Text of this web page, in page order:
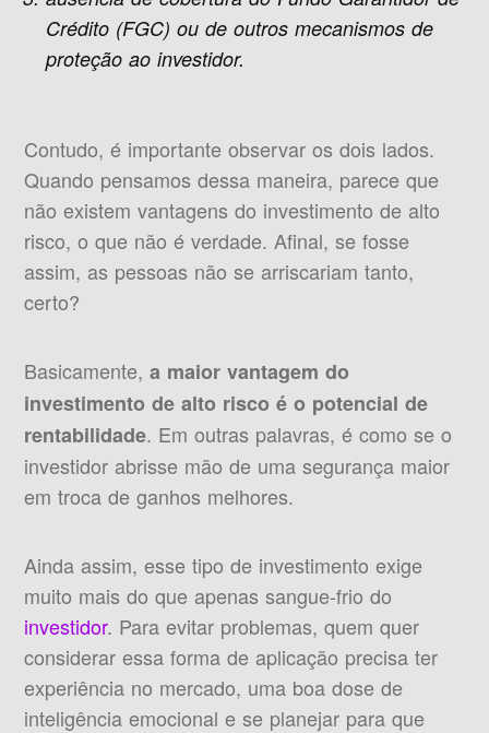
Crédito (FGC) ou de outros mecanismos de
proteção ao investidor.
Contudo, é importante observar os dois lados.
Quando pensamos dessa maneira, parece que
não existem vantagens do investimento de alto
risco, o que não é verdade. Afinal, se fosse
assim, as pessoas não se arriscariam tanto,
certo?
Basicamente,a maior vantagem do
investimento de alto risco é o potencial de
rentabilidade. Em outras palavras, é como se o
investidor abrisse mão de uma segurança maior
em troca de ganhos melhores.
Ainda assim, esse tipo de investimento exige
muito mais do que apenas sangue-frio do
investidor. Para evitar problemas, quem quer
considerar essa forma de aplicação precisa ter
experiência no mercado, uma boa dose de
inteligência emocional e se planejar para que